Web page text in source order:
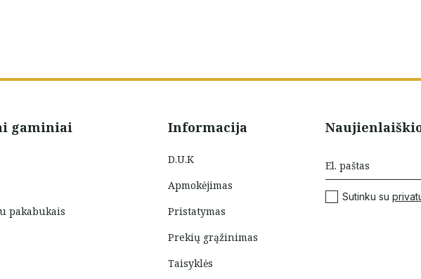
gaminiai
pakabukais
Informacija
D.U.K
Apmokėjimas
Pristatymas
Prekių grąžinimas
Taisyklės
Sutinku su